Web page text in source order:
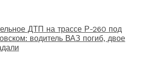
ДТП на трассе Р-260 под
водитель ВАЗ погиб, двое